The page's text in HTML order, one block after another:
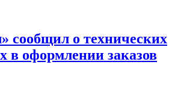
сообщил о технических
в оформлении заказов